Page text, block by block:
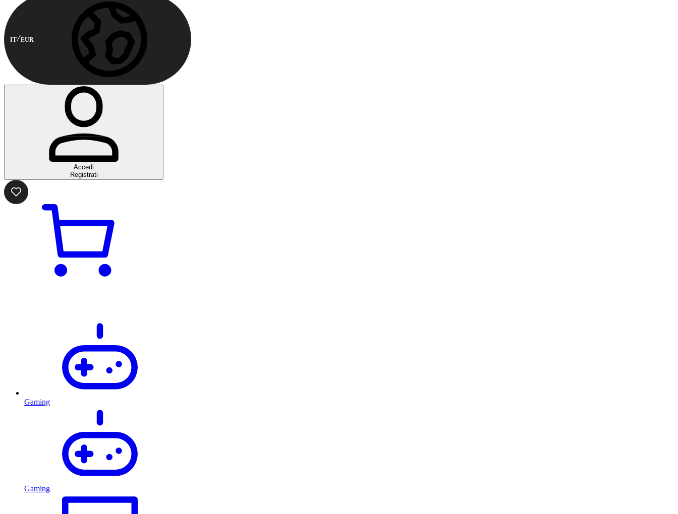
IT EUR
Accedi
Registrati
Gaming
Gaming